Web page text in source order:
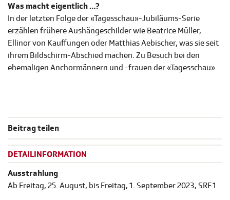
Was macht eigentlich …?
In der letzten Folge der «Tagesschau»-Jubiläums-Serie
erzählen frühere Aushängeschilder wie Beatrice Müller,
Ellinor von Kauffungen oder Matthias Aebischer, was sie seit
ihrem Bildschirm-Abschied machen. Zu Besuch bei den
ehemaligen Anchormännern und -frauen der «Tagesschau».
Beitrag teilen
DETAILINFORMATION
Ausstrahlung
Ab Freitag, 25. August, bis Freitag, 1. September 2023, SRF 1